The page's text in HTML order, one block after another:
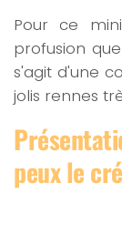
Pour ce
profusion
s'agit d'une
jolis rennes
peux le